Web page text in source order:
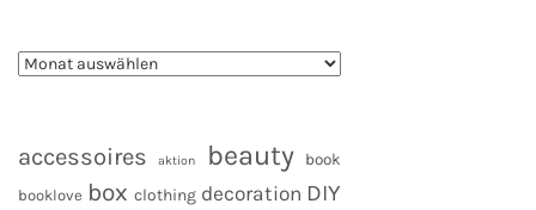
accessoires aktion beauty
book
booklove box clothing decoration DIY